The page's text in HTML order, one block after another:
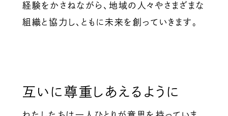
経験をかさねながら、地域の人々やさまざまな
組織と協力し、ともに未来を創っていきます。
互いに尊重しあえるように